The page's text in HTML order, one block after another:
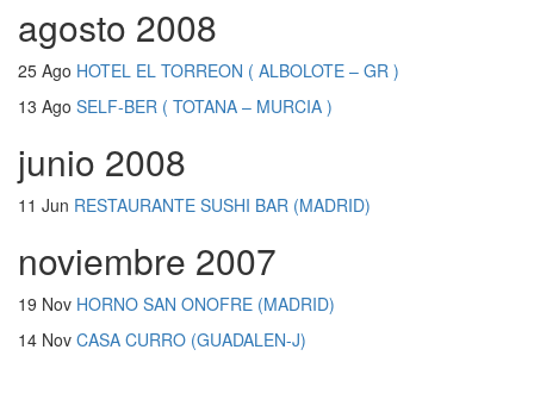
agosto 2008
25 Ago HOTEL EL TORREON ( ALBOLOTE – GR )
13 Ago SELF-BER ( TOTANA – MURCIA )
junio 2008
11 Jun RESTAURANTE SUSHI BAR (MADRID)
noviembre 2007
19 Nov HORNO SAN ONOFRE (MADRID)
14 Nov CASA CURRO (GUADALEN-J)